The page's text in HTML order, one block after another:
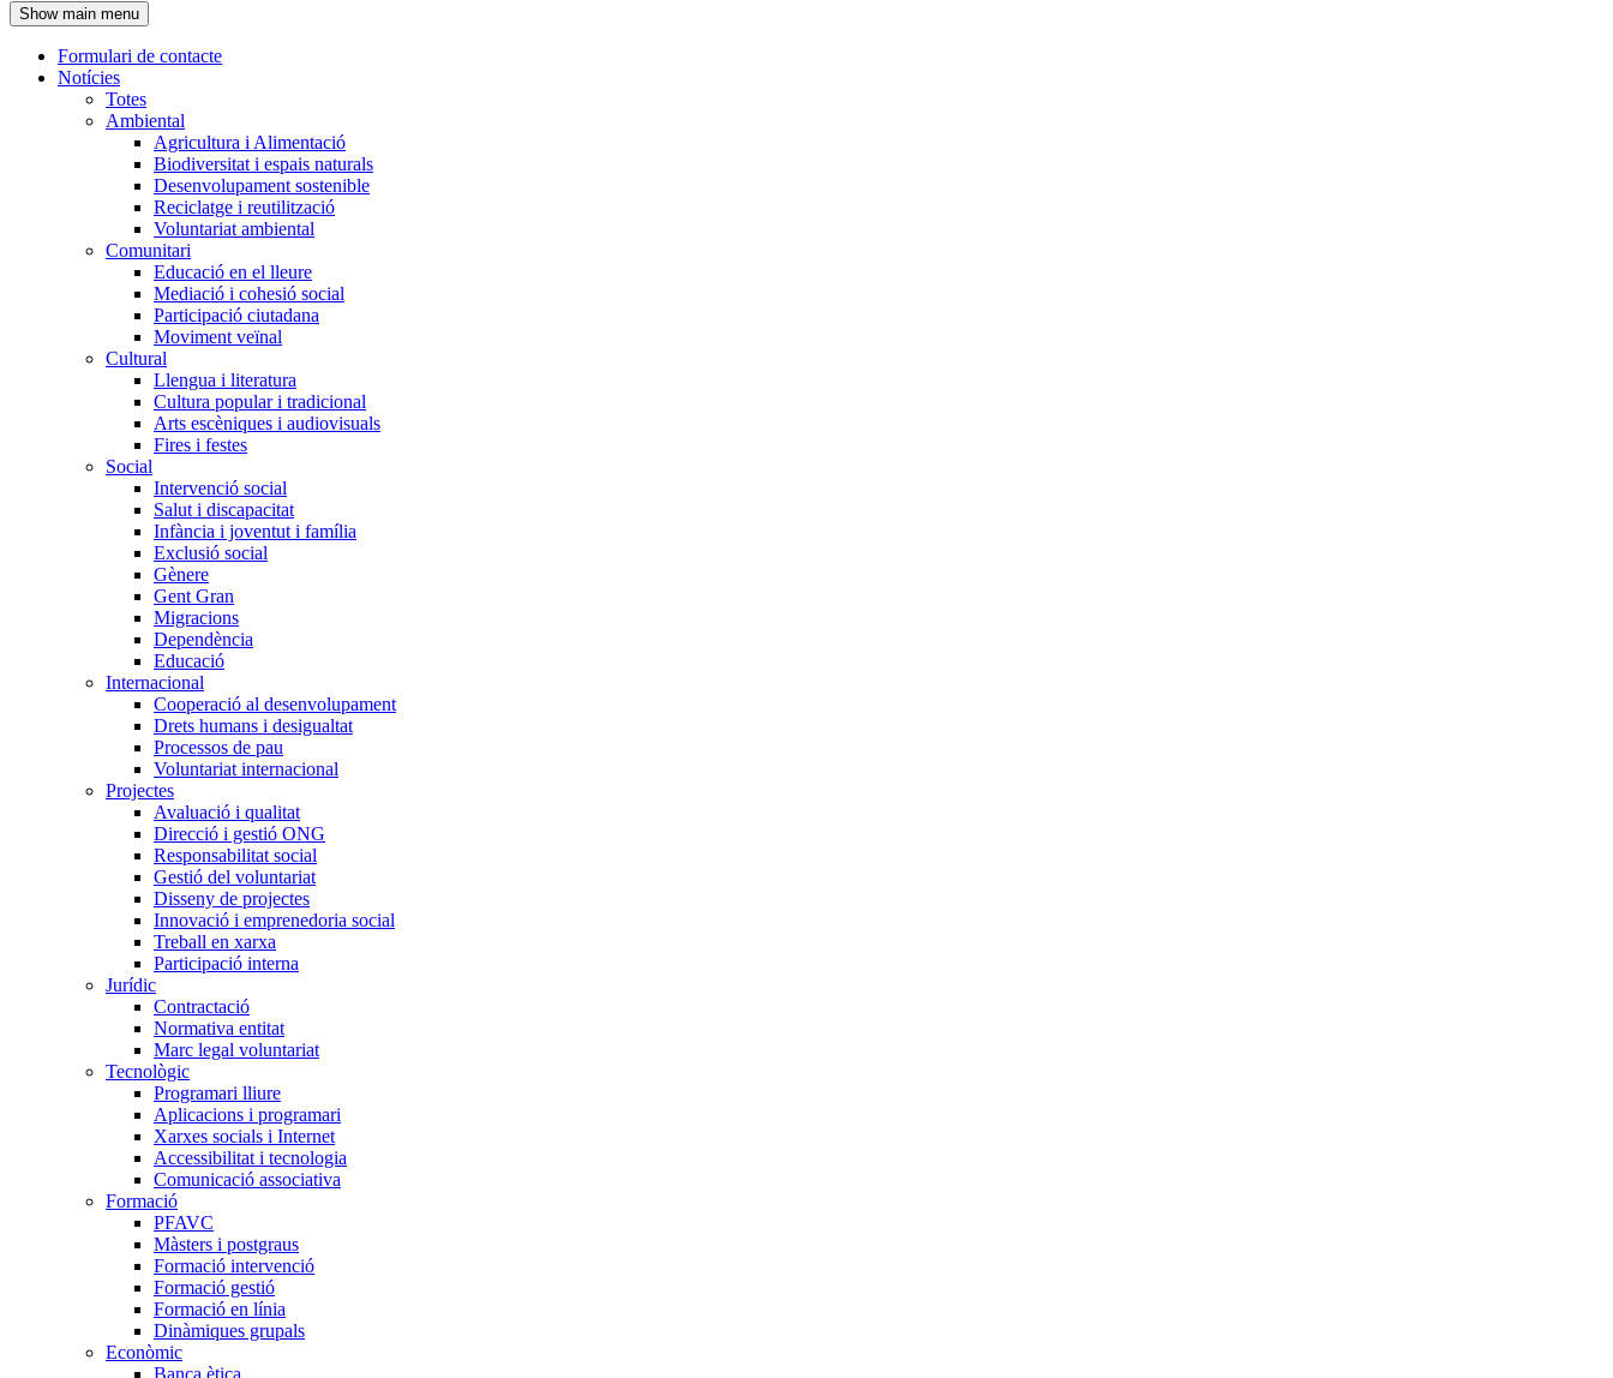
l'encapçalament
Show main menu
Navegació
principal
Formulari de contacte
Notícies
Totes
Ambiental
Agricultura i Alimentació
Biodiversitat i espais naturals
Desenvolupament sostenible
Reciclatge i reutilització
Voluntariat ambiental
Comunitari
Educació en el lleure
Mediació i cohesió social
Participació ciutadana
Moviment veïnal
Cultural
Llengua i literatura
Cultura popular i tradicional
Arts escèniques i audiovisuals
Fires i festes
Social
Intervenció social
Salut i discapacitat
Infància i joventut i família
Exclusió social
Gènere
Gent Gran
Migracions
Dependència
Educació
Internacional
Cooperació al desenvolupament
Drets humans i desigualtat
Processos de pau
Voluntariat internacional
Projectes
Avaluació i qualitat
Direcció i gestió ONG
Responsabilitat social
Gestió del voluntariat
Disseny de projectes
Innovació i emprenedoria social
Treball en xarxa
Participació interna
Jurídic
Contractació
Normativa entitat
Marc legal voluntariat
Tecnològic
Programari lliure
Aplicacions i programari
Xarxes socials i Internet
Accessibilitat i tecnologia
Comunicació associativa
Formació
PFAVC
Màsters i postgraus
Formació intervenció
Formació gestió
Formació en línia
Dinàmiques grupals
Econòmic
Banca ètica